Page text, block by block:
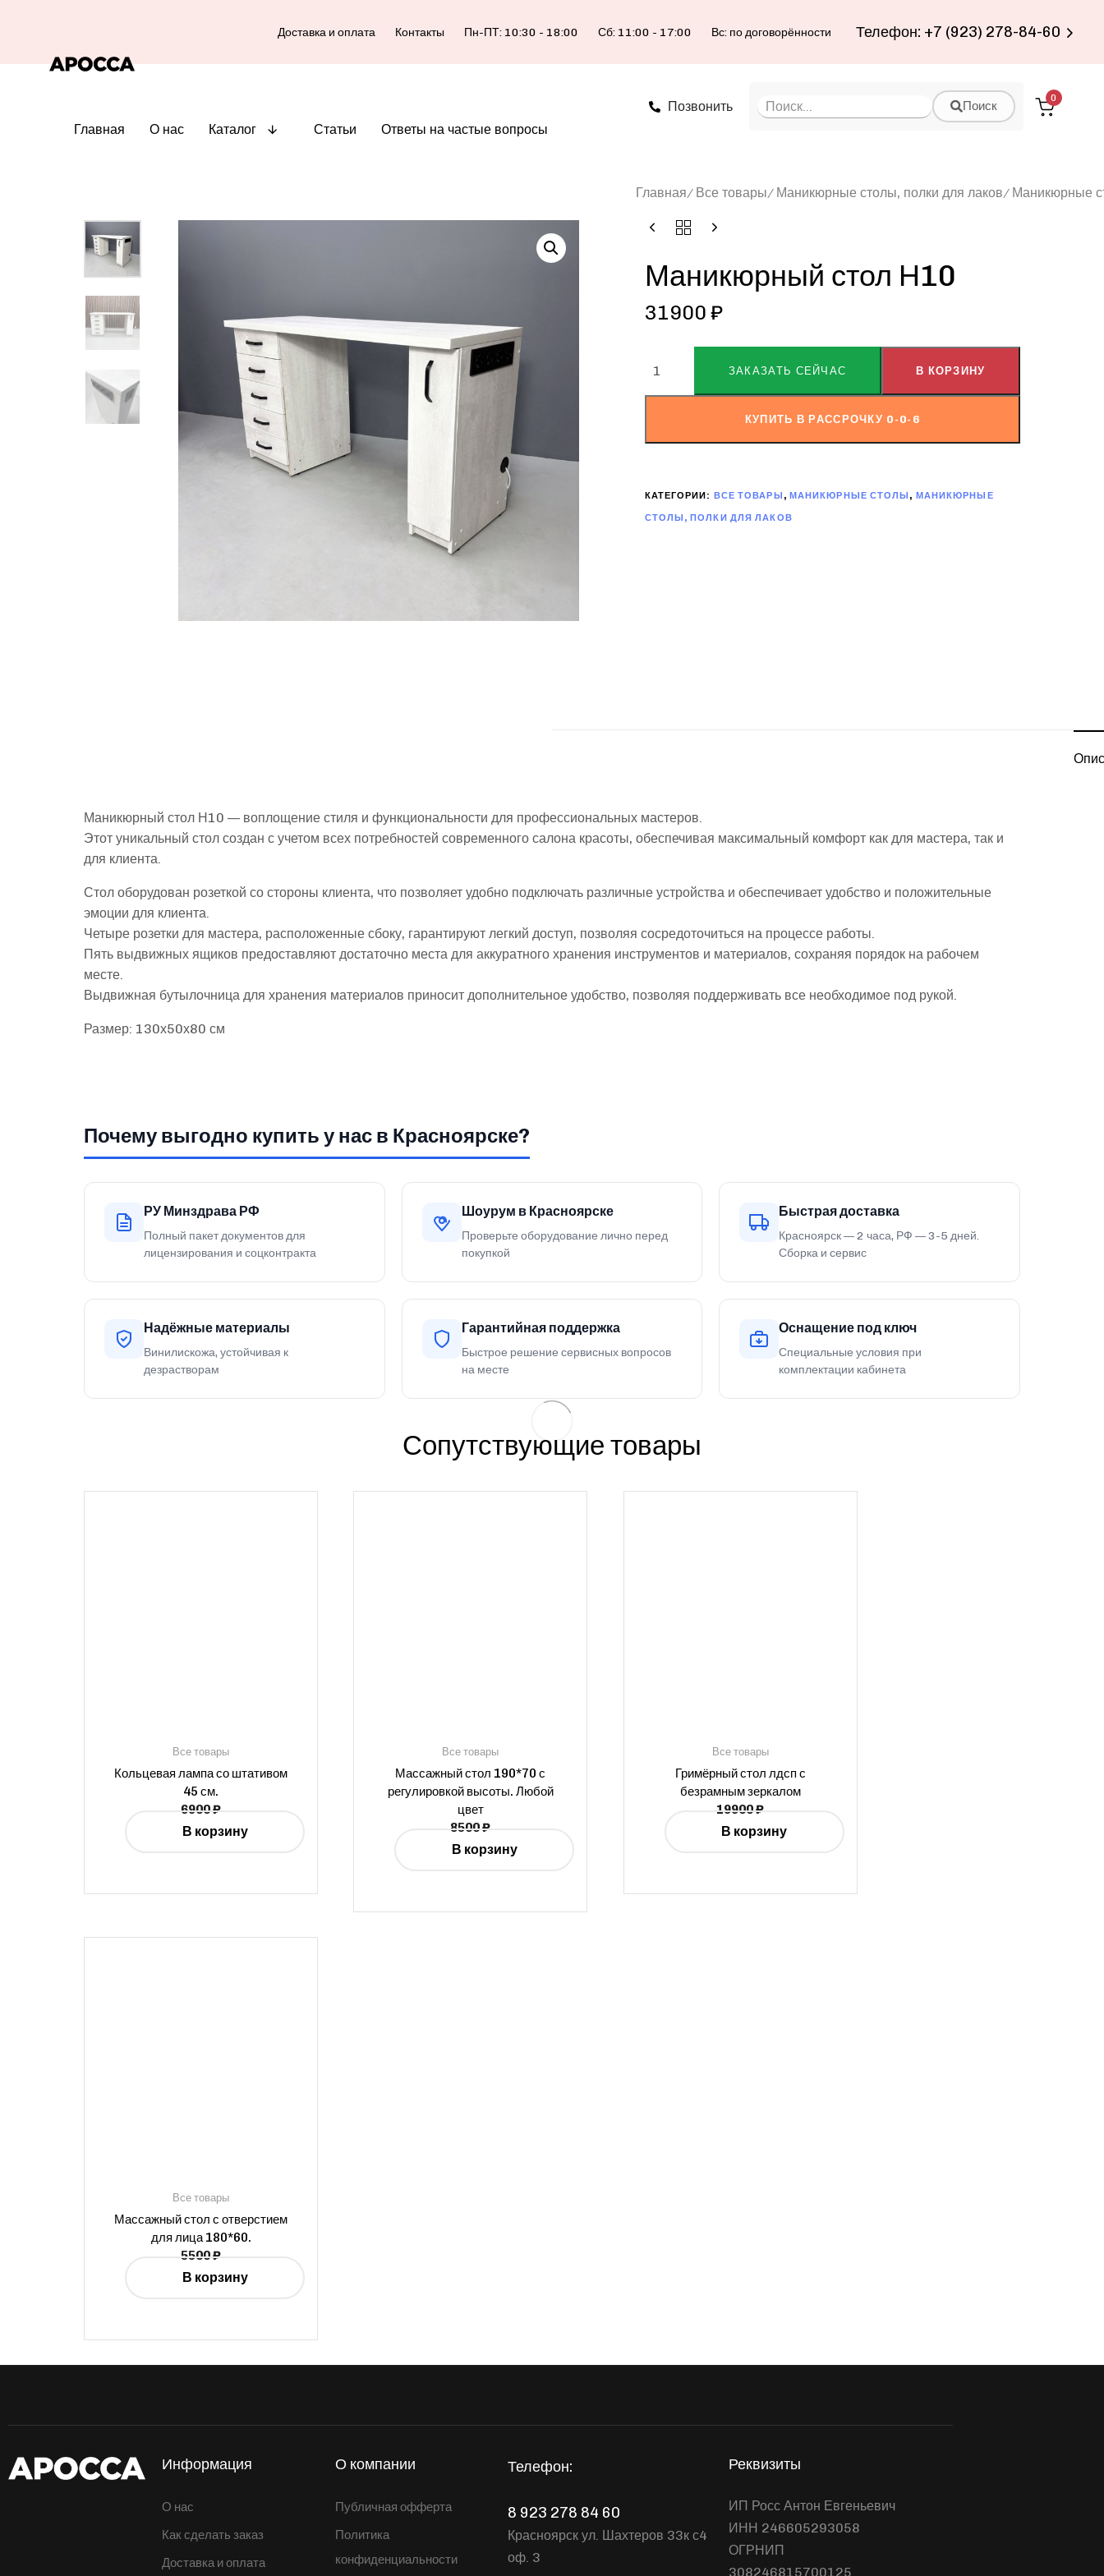
Доставка и оплата Контакты Пн-ПТ: 10:30 - 18:00 Сб: 11:00 - 17:00 Вс: по договорённости Телефон: +7 (923) 278-84-60
Главная О нас Каталог Статьи Ответы на частые вопросы
Позвонить Поиск
0
Главная Все товары Маникюрные столы, полки для лаков Маникюрные
Маникюрный стол Н10
31900 ₽
ЗАКАЗАТЬ СЕЙЧАС В КОРЗИНУ
КУПИТЬ В РАССРОЧКУ 0-0-6
КАТЕГОРИИ: ВСЕ ТОВАРЫ , МАНИКЮРНЫЕ СТОЛЫ , МАНИКЮРНЫЕ
СТОЛЫ, ПОЛКИ ДЛЯ ЛАКОВ
Маникюрный стол Н10 — воплощение стиля и функциональности для профессиональных мастеров.
Этот уникальный стол создан с учетом всех потребностей современного салона красоты, обеспечивая максимальный комфорт как для мастера, так и
для клиента.
Стол оборудован розеткой со стороны клиента, что позволяет удобно подключать различные устройства и обеспечивает удобство и положительные
эмоции для клиента.
Четыре розетки для мастера, расположенные сбоку, гарантируют легкий доступ, позволяя сосредоточиться на процессе работы.
Пять выдвижных ящиков предоставляют достаточно места для аккуратного хранения инструментов и материалов, сохраняя порядок на рабочем
месте.
Выдвижная бутылочница для хранения материалов приносит дополнительное удобство, позволяя поддерживать все необходимое под рукой.
Размер: 130х50х80 см
Почему выгодно купить у нас в Красноярске?
РУ Минздрава РФ
Полный пакет документов для
лицензирования и соцконтракта
Шоурум в Красноярске
Проверьте оборудование лично перед
покупкой
Быстрая доставка
Красноярск — 2 часа, РФ — 3-5 дней.
Сборка и сервис
Надёжные материалы
Винилискожа, устойчивая к
дезрастворам
Гарантийная поддержка
Быстрое решение сервисных вопросов
на месте
Оснащение под ключ
Специальные условия при
комплектации кабинета
Сопутствующие товары
Все товары
Кольцевая лампа со штативом
45 см.
6900₽
В корзину
Все товары
Массажный стол 190*70 с
регулировкой высоты. Любой
цвет
8500₽
В корзину
Все товары
Гримёрный стол лдсп с
безрамным зеркалом
19900₽
В корзину
Все товары
Массажный стол с отверстием
для лица 180*60.
5500₽
В корзину
Информация
О нас
Как сделать заказ
Доставка и оплата
О компании
Публичная офферта
Политика
конфиденциальности
Телефон:
8 923 278 84 60
Красноярск ул. Шахтеров 33к с4
оф. 3
Реквизиты
ИП Росс Антон Евгеньевич
ИНН 246605293058
ОГРНИП
308246815700125